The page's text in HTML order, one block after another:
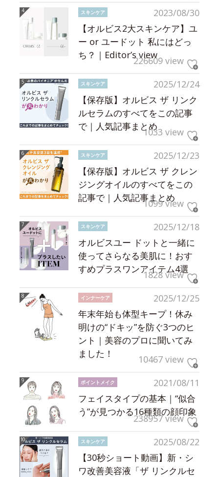
2023/08/30
スキンケア
【オルビス2大スキンケア】ユ
ー or ユードット 私にはどっ
ち？｜Editor’s view226609 view
2025/12/24
スキンケア
【保存版】オルビス ザ リンク
ルセラムのすべてをこの記事
で｜人気記事まとめ1033 view
2025/12/23
スキンケア
【保存版】オルビス ザ クレン
ジングオイルのすべてをこの
記事で｜人気記事まとめ
1099 view
2025/12/18
スキンケア
オルビスユー ドットと一緒に
使ってさらなる美肌に！おす
すめプラスワンアイテム4選
1828 view
2025/12/25
インナーケア
年末年始も体型キープ！休み
明けの“ドキッ”を防ぐ3つのヒ
ント｜美容のプロに聞いてみ
ました！
10467 view
2021/08/11
ポイントメイク
フェイスタイプの基本｜“似合
う”が見つかる16種類の顔印象
238957 view
2025/08/22
スキンケア
【30秒ショート動画】新・シ
ワ改善美容液「ザ リンクルセ